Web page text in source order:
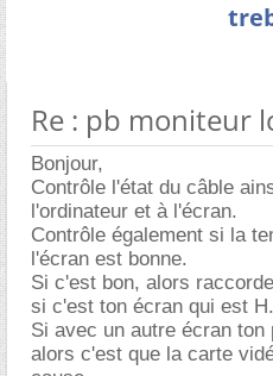
Re : pb moniteur
Bonjour,
Contrôle l'état du câble
l'ordinateur et à l'écran.
Contrôle également si la
l'écran est bonne.
Si c'est bon, alors
si c'est ton écran qui est
Si avec un autre écran
alors c'est que la carte